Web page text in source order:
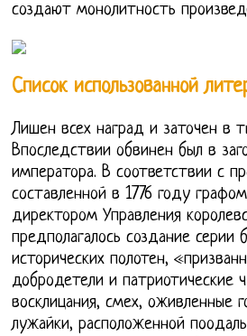
создают монолитность
Список использованной
Лишен всех наград и заточен в
Впоследствии обвинен был в
императора. В соответствии с
составленной в 1776 году
директором Управления
предполагалось создание серии
исторических полотен,
добродетели и патриотические
восклицания, смех, оживленные
лужайки, расположенной